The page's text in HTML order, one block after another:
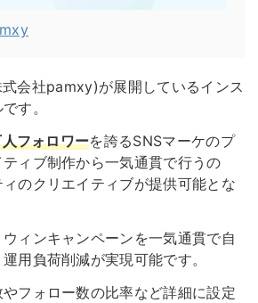
会社pamxy)が展開しているインス
す。
フォロワーを誇るSNSマーケのプ
ィブ制作から一気通貫で行うの
のクリエイティブが提供可能とな
ィンキャンペーンを一気通貫で自
用負荷削減が実現可能です。
フォロー数の比率など詳細に設定